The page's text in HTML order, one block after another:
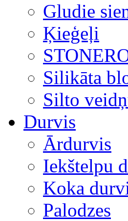
Gludie
Ķieģeļi
Silikāta
Silto
Durvis
Ārdurvis
Iekštelpu
Koka
Palodzes